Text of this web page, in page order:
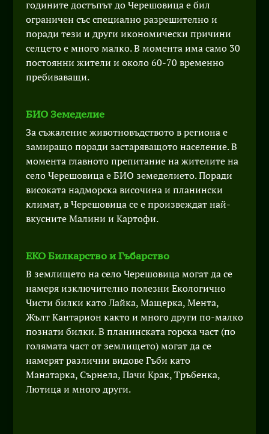
годините достъпът до Черешовица е бил
ограничен със специално разрешително и
поради тези и други икономически причини
селцето е много малко. В момента има само 30
постоянни жители и около 60-70 временно
пребиваващи.
БИО Земеделие
За съжаление животновъдството в региона е
замиращо поради застаряващото население. В
момента главното препитание на жителите на
село Черешовица е БИО земеделието. Поради
високата надморска височина и планински
климат, в Черешовица се е произвеждат най-
вкусните Малини и Картофи.
ЕКО Билкарство и Гъбарство
В землището на село Черешовица могат да се
намеря изключително полезни Екологично
Чисти билки като Лайка, Мащерка, Мента,
Жълт Кантарион както и много други по-малко
познати билки. В планинската горска част (по
голямата част от землището) могат да се
намерят различни видове Гъби като
Манатарка, Сърнела, Пачи Крак, Тръбенка,
Лютица и много други.